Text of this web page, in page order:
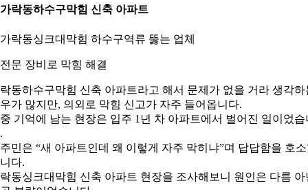
락동하수구막힘 신축 아파트
문 장비로 막힘 해결
동하수구막힘 신축 아파트라고 해서 문제가 없을 거라 생각하
가 많지만, 의외로 막힘 신고가 자주 들어옵니다.
기억에 남는 현장은 입주 1년 차 아파트에서 벌어진 일이었습
민은 “새 아파트인데 왜 이렇게 자주 막히냐”며 답답함을 호
다.
동싱크대막힘 신축 아파트 현장을 조사해보니 원인은 다름 아